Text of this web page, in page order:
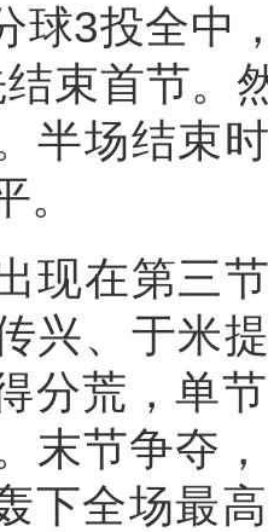
球3投全中
束首节。
半场结束
。
在第三节
兴、于米
分荒，单
末节争夺
下全场最